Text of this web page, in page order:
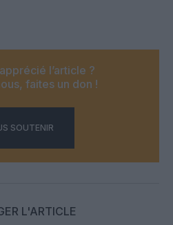
l’article ?
faites un don !
SOUTENIR
L'ARTICLE